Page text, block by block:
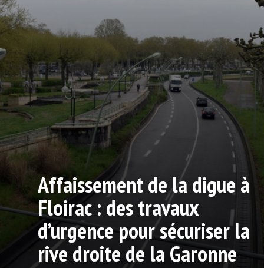
Affaissement de la digue à
Floirac : des travaux
d’urgence pour sécuriser la
rive droite de la Garonne